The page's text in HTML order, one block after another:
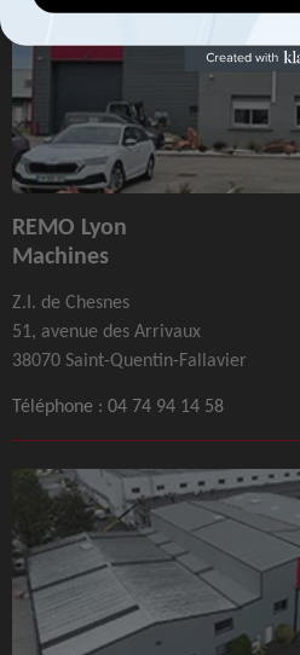
REMO Lyon
Machines
Z.I. de Chesnes
51, avenue des Arrivaux
38070 Saint-Quentin-Fallavier
Téléphone : 04 74 94 14 58